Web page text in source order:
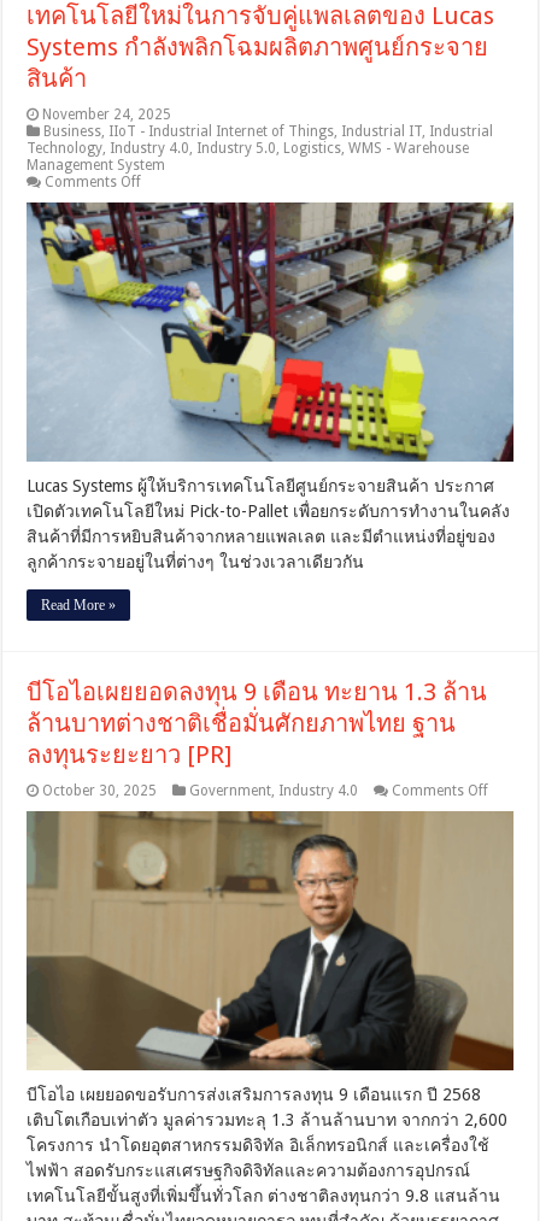
เทคโนโลยีใหม่ในการจับคู่แพลเลตของ Lucas
Systems กำลังพลิกโฉมผลิตภาพศูนย์กระจาย
สินค้า
November 24, 2025
Business, IIoT - Industrial Internet of Things, Industrial IT, Industrial
Technology, Industry 4.0, Industry 5.0, Logistics,WMS - Warehouse
Management System
Comments Offon
เทคโนโลยี
ใหม่
ใน
การ
จับ
คู่
แพล
Lucas
Systems
พลิก
โฉม
ผลิต
ภาพ
ศูนย์
Lucas Systems ผู้ให้บริการเทคโนโลยีศูนย์กระจายสินค้า ประกาศ
เปิดตัวเทคโนโลยีใหม่ Pick-to-Pallet เพื่อยกระดับการทำงานในคลัง
สินค้าที่มีการหยิบสินค้าจากหลายแพลเลต และมีตำแหน่งที่อยู่ของ
ลูกค้ากระจายอยู่ในที่ต่างๆ ในช่วงเวลาเดียวกัน
Read More »
บีโอไอเผยยอดลงทุน 9 เดือน ทะยาน 1.3 ล้าน
ล้านบาทต่างชาติเชื่อมั่นศักยภาพไทย ฐาน
ลงทุนระยะยาว [PR]
October 30, 2025 Government, Industry 4.0 Comments Offon
บี
ล้าน
บาท
ชาติ
เชื่อ
บีโอไอ เผยยอดขอรับการส่งเสริมการลงทุน 9 เดือนแรก ปี 2568
เติบโตเกือบเท่าตัว มูลค่ารวมทะลุ 1.3 ล้านล้านบาท จากกว่า 2,600
โครงการ นำโดยอุตสาหกรรมดิจิทัล อิเล็กทรอนิกส์ และเครื่องใช้
ไฟฟ้า สอดรับกระแสเศรษฐกิจดิจิทัลและความต้องการอุปกรณ์
เทคโนโลยีขั้นสูงที่เพิ่มขึ้นทั่วโลก ต่างชาติลงทุนกว่า 9.8 แสนล้าน